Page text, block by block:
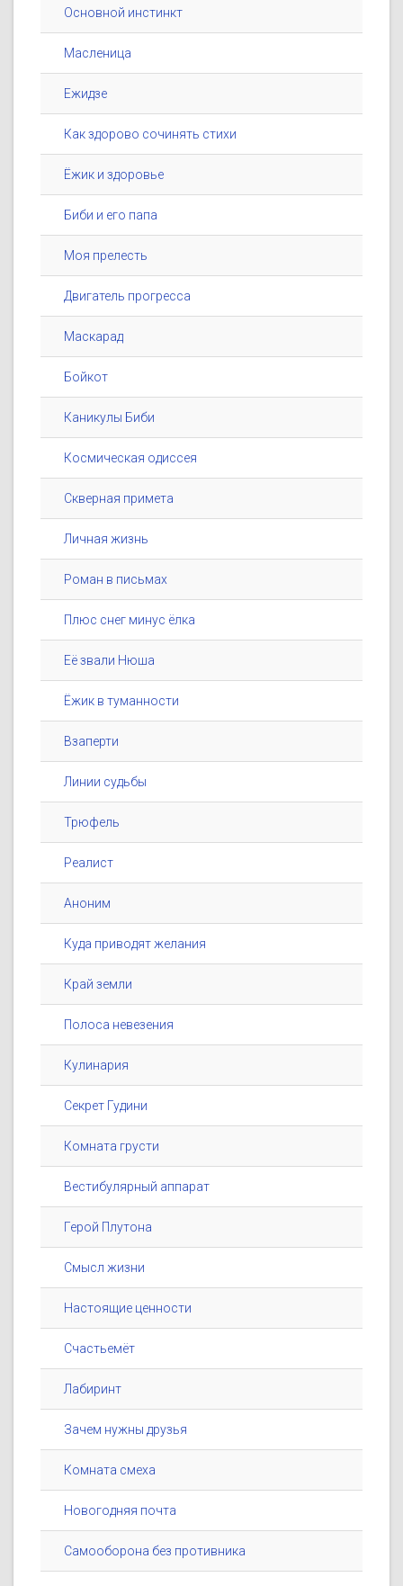
Основной инстинкт
Масленица
Ежидзе
Как здорово сочинять стихи
Ёжик и здоровье
Биби и его папа
Моя прелесть
Двигатель прогресса
Маскарад
Бойкот
Каникулы Биби
Космическая одиссея
Скверная примета
Личная жизнь
Роман в письмах
Плюс снег минус ёлка
Её звали Нюша
Ёжик в туманности
Взаперти
Линии судьбы
Трюфель
Реалист
Аноним
Куда приводят желания
Край земли
Полоса невезения
Кулинария
Секрет Гудини
Комната грусти
Вестибулярный аппарат
Герой Плутона
Смысл жизни
Настоящие ценности
Счастьемёт
Лабиринт
Зачем нужны друзья
Комната смеха
Новогодняя почта
Самооборона без противника